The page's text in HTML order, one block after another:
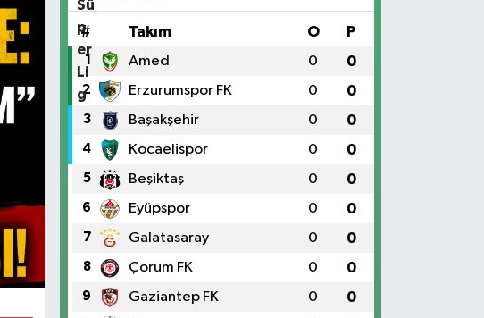
# Takım O P
1 Amed 0 0
2 Erzurumspor FK 0 0
3 Başakşehir 0 0
4 Kocaelispor 0 0
5 Beşiktaş 0 0
6 Eyüpspor 0 0
7 Galatasaray 0 0
8 Çorum FK 0 0
9 Gaziantep FK 0 0